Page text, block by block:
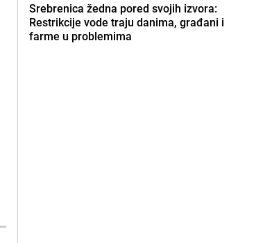
Srebrenica žedna pored svojih izvora:
Restrikcije vode traju danima, građani i
farme u problemima